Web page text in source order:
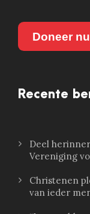
Doneer nu
Recente
Deel
Vereniging
Christenen
van ieder